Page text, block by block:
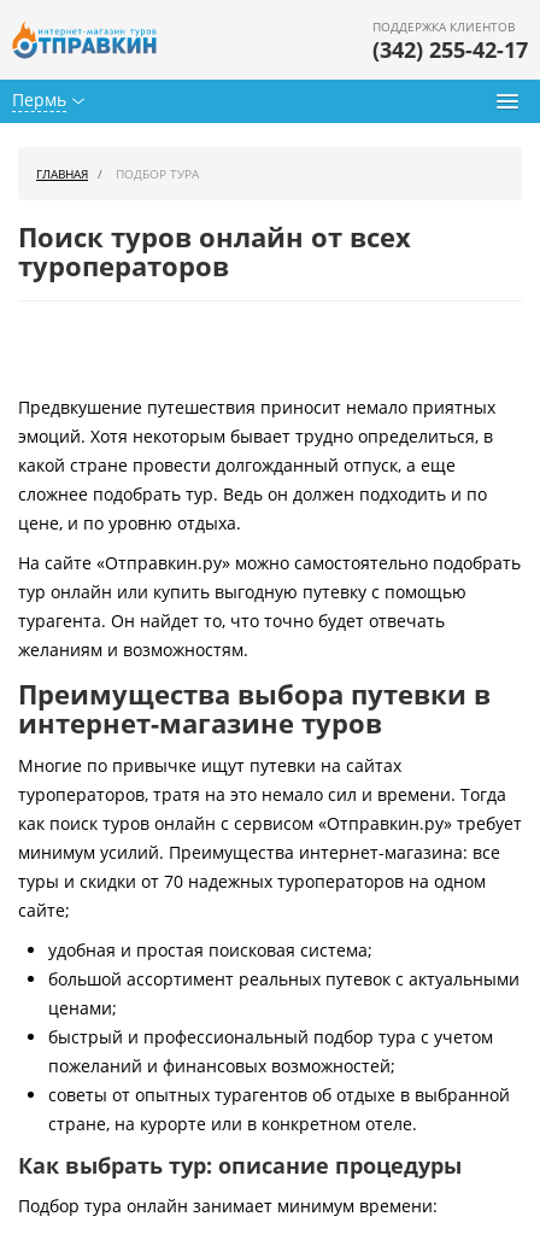
Пермь
ПОДДЕРЖКА КЛИЕНТОВ
(342) 255-42-17
Горящие туры
Страны
Как купить
Контакты
ГЛАВНАЯ ПОДБОР ТУРА
Поиск туров онлайн от всех
туроператоров
Предвкушение путешествия приносит немало приятных
эмоций. Хотя некоторым бывает трудно определиться, в
какой стране провести долгожданный отпуск, а еще
сложнее подобрать тур. Ведь он должен подходить и по
цене, и по уровню отдыха.
На сайте «Отправкин.ру» можно самостоятельно подобрать
тур онлайн или купить выгодную путевку с помощью
турагента. Он найдет то, что точно будет отвечать
желаниям и возможностям.
Преимущества выбора путевки в
интернет-магазине туров
Многие по привычке ищут путевки на сайтах
туроператоров, тратя на это немало сил и времени. Тогда
как поиск туров онлайн с сервисом «Отправкин.ру» требует
минимум усилий. Преимущества интернет-магазина: все
туры и скидки от 70 надежных туроператоров на одном
сайте;
удобная и простая поисковая система;
большой ассортимент реальных путевок с актуальными
ценами;
быстрый и профессиональный подбор тура с учетом
пожеланий и финансовых возможностей;
советы от опытных турагентов об отдыхе в выбранной
стране, на курорте или в конкретном отеле.
Как выбрать тур: описание процедуры
Подбор тура онлайн занимает минимум времени: